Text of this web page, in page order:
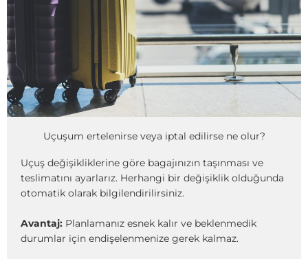
Uçuşum ertelenirse veya iptal edilirse ne olur?
Uçuş değişikliklerine göre bagajınızın taşınması ve
teslimatını ayarlarız. Herhangi bir değişiklik olduğunda
otomatik olarak bilgilendirilirsiniz.
Avantaj: Planlamanız esnek kalır ve beklenmedik
durumlar için endişelenmenize gerek kalmaz.